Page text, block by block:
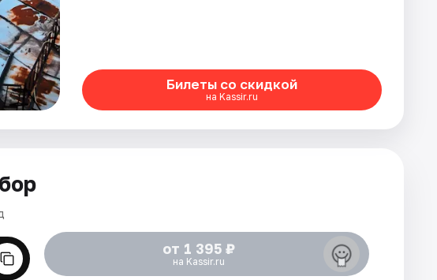
Билеты со скидкой
на Kassir.ru
от 1 395 ₽
на Kassir.ru